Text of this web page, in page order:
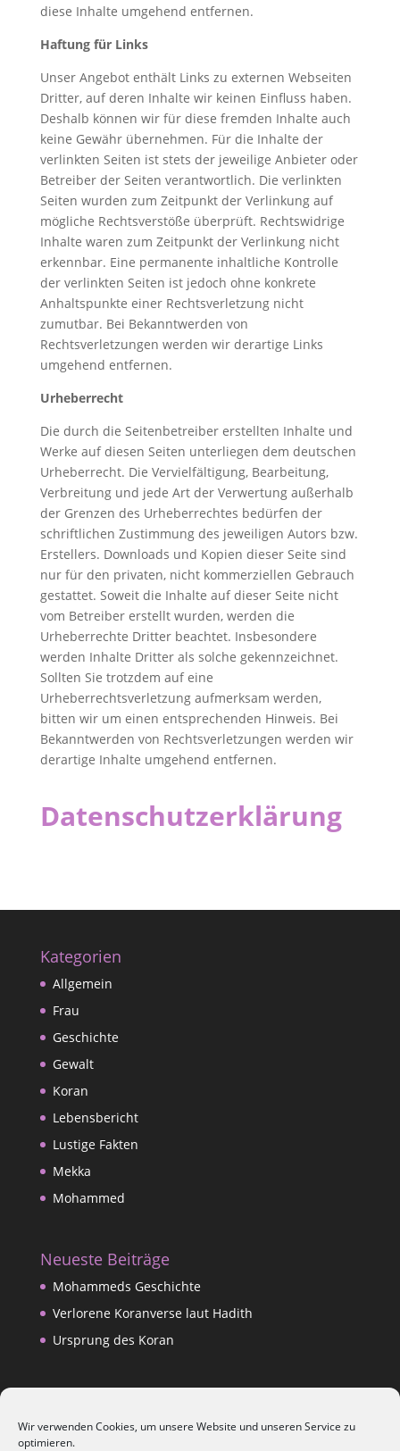
Wir verwenden Cookies, um unsere Website und unseren Service zu
optimieren.
diese Inhalte umgehend entfernen.
Haftung für Links
Unser Angebot enthält Links zu externen Webseiten
Dritter, auf deren Inhalte wir keinen Einfluss haben.
Deshalb können wir für diese fremden Inhalte auch
keine Gewähr übernehmen. Für die Inhalte der
verlinkten Seiten ist stets der jeweilige Anbieter oder
Betreiber der Seiten verantwortlich. Die verlinkten
Seiten wurden zum Zeitpunkt der Verlinkung auf
mögliche Rechtsverstöße überprüft. Rechtswidrige
Inhalte waren zum Zeitpunkt der Verlinkung nicht
erkennbar. Eine permanente inhaltliche Kontrolle
der verlinkten Seiten ist jedoch ohne konkrete
Anhaltspunkte einer Rechtsverletzung nicht
zumutbar. Bei Bekanntwerden von
Rechtsverletzungen werden wir derartige Links
umgehend entfernen.
Urheberrecht
Die durch die Seitenbetreiber erstellten Inhalte und
Werke auf diesen Seiten unterliegen dem deutschen
Urheberrecht. Die Vervielfältigung, Bearbeitung,
Verbreitung und jede Art der Verwertung außerhalb
der Grenzen des Urheberrechtes bedürfen der
schriftlichen Zustimmung des jeweiligen Autors bzw.
Erstellers. Downloads und Kopien dieser Seite sind
nur für den privaten, nicht kommerziellen Gebrauch
gestattet. Soweit die Inhalte auf dieser Seite nicht
vom Betreiber erstellt wurden, werden die
Urheberrechte Dritter beachtet. Insbesondere
werden Inhalte Dritter als solche gekennzeichnet.
Sollten Sie trotzdem auf eine
Urheberrechtsverletzung aufmerksam werden,
bitten wir um einen entsprechenden Hinweis. Bei
Bekanntwerden von Rechtsverletzungen werden wir
derartige Inhalte umgehend entfernen.
Datenschutzerklärung
Kategorien
Allgemein
Frau
Geschichte
Gewalt
Koran
Lebensbericht
Lustige Fakten
Mekka
Mohammed
Neueste Beiträge
Mohammeds Geschichte
Verlorene Koranverse laut Hadith
Ursprung des Koran
Impressum